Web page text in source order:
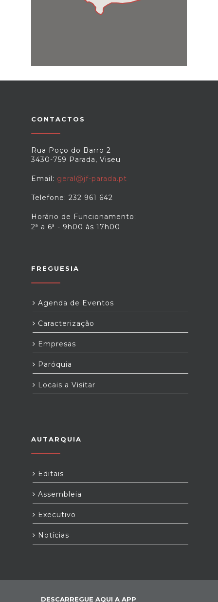
CONTACTOS
Rua Poço do Barro 2
3430-759 Parada, Viseu
Email: geral@jf-parada.pt
Telefone: 232 961 642
Horário de Funcionamento:
2ª a 6ª - 9h00 às 17h00
FREGUESIA
Agenda de Eventos
Caracterização
Empresas
Paróquia
Locais a Visitar
AUTARQUIA
Editais
Assembleia
Executivo
Notícias
DESCARREGUE AQUI A APP